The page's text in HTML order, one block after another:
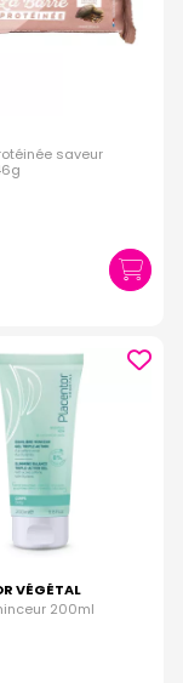
saveur
VÉGÉTAL
200ml